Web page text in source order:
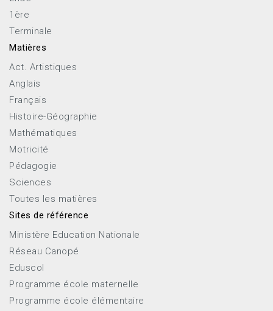
1ère
Terminale
Matières
Act. Artistiques
Anglais
Français
Histoire-Géographie
Mathématiques
Motricité
Pédagogie
Sciences
Toutes les matières
Sites de référence
Ministère Education Nationale
Réseau Canopé
Eduscol
Programme école maternelle
Programme école élémentaire